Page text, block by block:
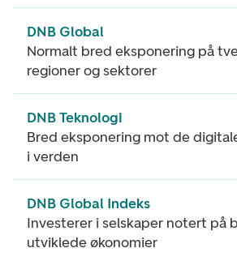
DNB Global
Normalt bred eksponering på
regioner og sektorer
DNB Teknologi
Bred eksponering mot de
i verden
DNB Global Indeks
Investerer i selskaper notert på
utviklede økonomier